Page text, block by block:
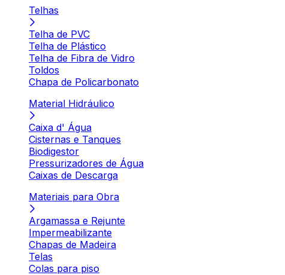
Telhas
Telha de PVC
Telha de Plástico
Telha de Fibra de Vidro
Toldos
Chapa de Policarbonato
Material Hidráulico
Caixa d' Água
Cisternas e Tanques
Biodigestor
Pressurizadores de Água
Caixas de Descarga
Materiais para Obra
Argamassa e Rejunte
Impermeabilizante
Chapas de Madeira
Telas
Colas para piso